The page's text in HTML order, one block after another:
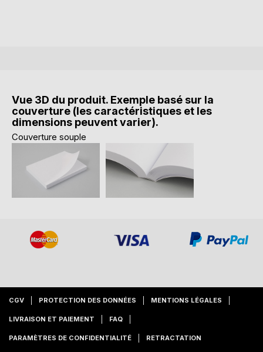
Vue 3D du produit. Exemple basé sur la
couverture (les caractéristiques et les
dimensions peuvent varier).
Couverture souple
CGV PROTECTION DES DONNÉES MENTIONS LÉGALES
LIVRAISON ET PAIEMENT FAQ
PARAMÈTRES DE CONFIDENTIALITÉ RETRACTATION